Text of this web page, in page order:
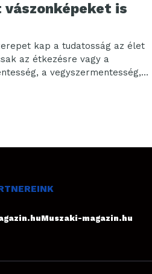
is
kap a tudatosság az élet
az étkezésre vagy a
a vegyszermentesség,
Muszaki-magazin.hu